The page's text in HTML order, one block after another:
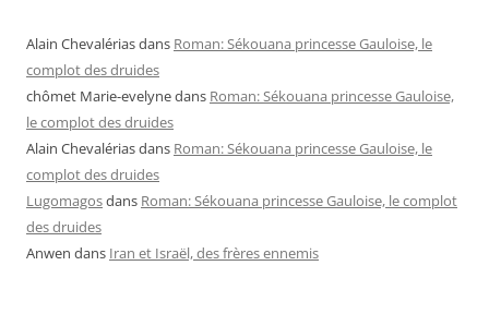
Alain Chevalériasdans Roman: Sékouana princesse Gauloise, le
complot des druides
chômet Marie-evelynedans Roman: Sékouana princesse Gauloise,
le complot des druides
Alain Chevalériasdans Roman: Sékouana princesse Gauloise, le
complot des druides
Lugomagosdans Roman: Sékouana princesse Gauloise, le complot
des druides
Anwen dans Iran et Israël, des frères ennemis